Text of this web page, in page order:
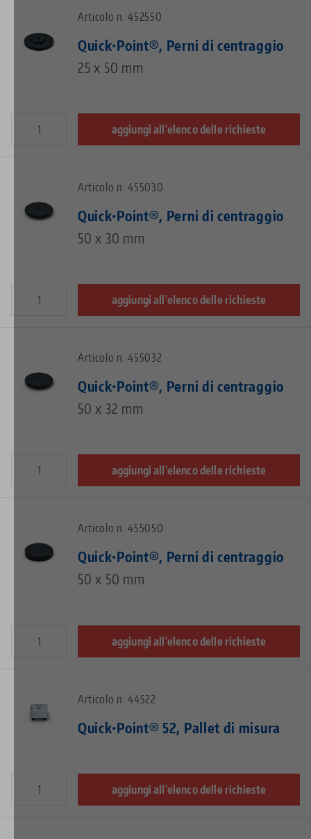
Articolo n. 452550
Quick•Point®, Perni di centraggio
25 x 50 mm
aggiungi all'elenco delle richieste
Articolo n. 455030
Quick•Point®, Perni di centraggio
50 x 30 mm
aggiungi all'elenco delle richieste
Articolo n. 455032
Quick•Point®, Perni di centraggio
50 x 32 mm
aggiungi all'elenco delle richieste
Articolo n. 455050
Quick•Point®, Perni di centraggio
50 x 50 mm
aggiungi all'elenco delle richieste
Articolo n. 44522
Quick•Point® 52, Pallet di misura
aggiungi all'elenco delle richieste